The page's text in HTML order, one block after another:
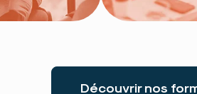
Découvrir nos